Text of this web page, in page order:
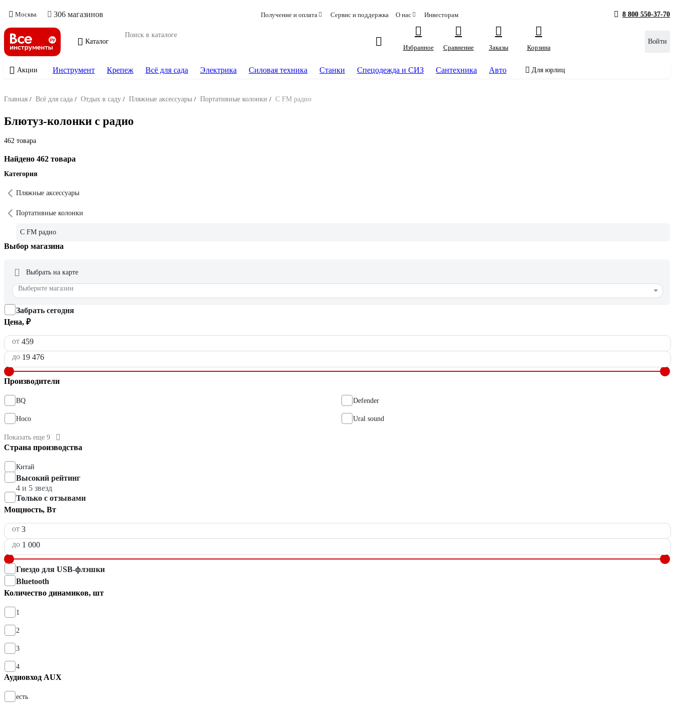
Москва 306 магазинов Получение и оплата Сервис и поддержка О нас Инвесторам 8 800 550-37-70
Каталог
Избранное
Сравнение Заказы Корзина
Войти
Акции Инструмент Крепеж Всё для сада Электрика Силовая техника Станки Спецодежда и СИЗ Сантехника Авто Для юрлиц
Главная / Всё для сада / Отдых в саду / Пляжные аксессуары / Портативные колонки / С FM радио
Блютуз-колонки с радио
462 товара
Найдено 462 товара
Категория
Пляжные аксессуары
Портативные колонки
С FM радио
Выбор магазина
Выбрать на карте
Выберите магазин
Забрать сегодня
Цена, ₽
от
до
Производители
BQ Defender
Hoco Ural sound
Показать еще 9
Страна производства
Китай
Высокий рейтинг
4 и 5 звезд
Только с отзывами
Мощность, Вт
от
до
Гнездо для USB-флэшки
Bluetooth
Количество динамиков, шт
1
2
3
4
Аудиовход AUX
есть